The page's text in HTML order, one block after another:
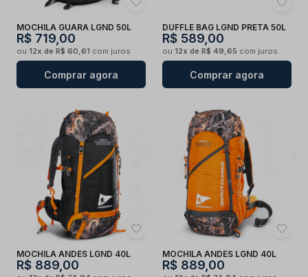
MOCHILA GUARA LGND 50L
R$ 719,00
ou 12x de R$ 60,61 com juros
Comprar agora
DUFFLE BAG LGND PRETA 50L
R$ 589,00
ou 12x de R$ 49,65 com juros
Comprar agora
MOCHILA ANDES LGND 40L
R$ 889,00
MOCHILA ANDES LGND 40L
R$ 889,00